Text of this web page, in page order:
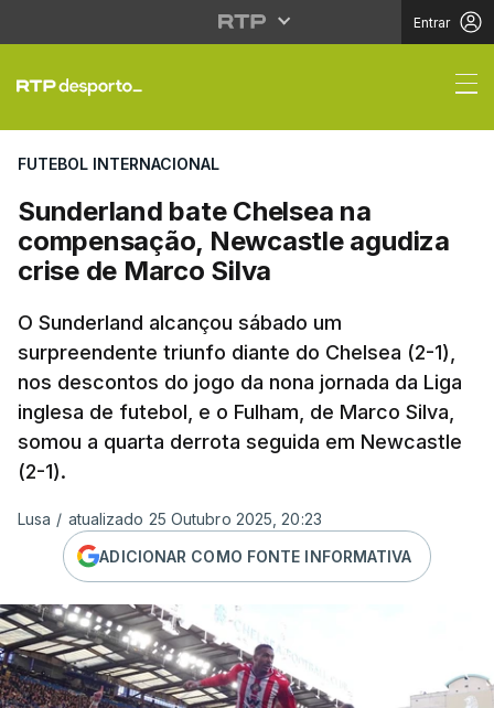
Entrar
Sunderland bate
FUTEBOL INTERNACIONAL
Sunderland bate Chelsea na
compensação, Newcastle agudiza
crise de Marco Silva
O Sunderland alcançou sábado um
surpreendente triunfo diante do Chelsea (2-1),
nos descontos do jogo da nona jornada da Liga
inglesa de futebol, e o Fulham, de Marco Silva,
somou a quarta derrota seguida em Newcastle
(2-1).
Lusa / atualizado 25 Outubro 2025, 20:23
ADICIONAR COMO FONTE INFORMATIVA